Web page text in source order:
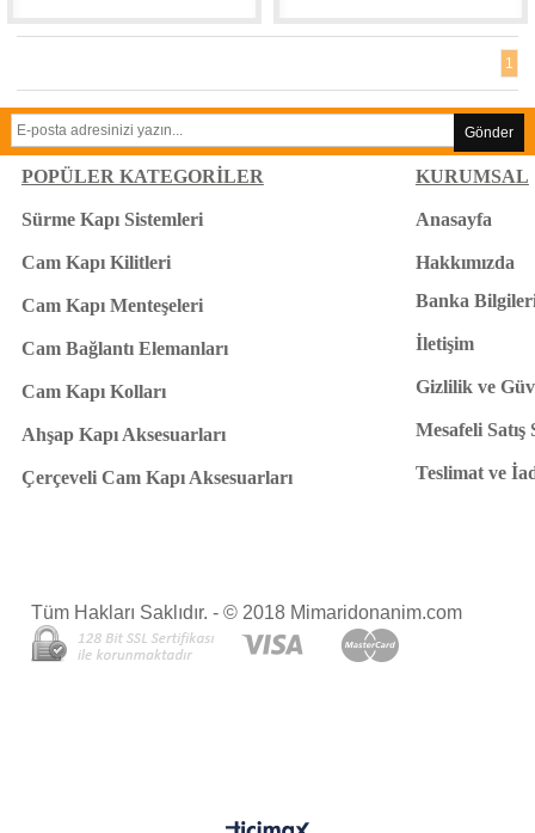
1
Gönder
POPÜLER KATEGORİLER
Sürme Kapı Sistemleri
Cam Kapı Kilitleri
Cam Kapı Menteşeleri
Cam Bağlantı Elemanları
Cam Kapı Kolları
Ahşap Kapı Aksesuarları
Çerçeveli Cam Kapı Aksesuarları
KURUMSAL
Anasayfa
Hakkımızda
Banka
İletişim
Gizlilik ve
Mesafeli Satış
Teslimat ve
Tüm Hakları Saklıdır. - © 2018 Mimaridonanim.com